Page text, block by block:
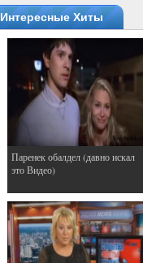
Интересные Хиты
Паренек обалдел (давно искал
это Видео)